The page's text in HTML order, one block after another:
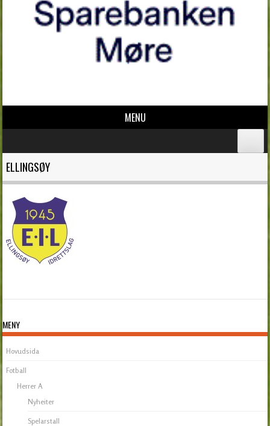
MENU
ELLINGSØY
MENY
Hovudsida
Fotball
Herrer A
Nyheiter
Spelarstall